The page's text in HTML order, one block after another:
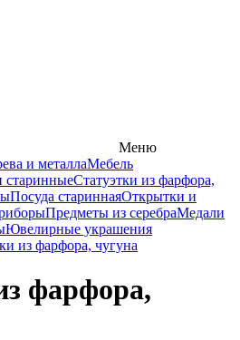
Меню
и металлаМебель
старинныеСтатуэтки из фарфора,
Посуда стариннаяОткрытки и
Предметы из серебраМедали
Ювелирные украшения
из фарфора, чугуна
фарфора,